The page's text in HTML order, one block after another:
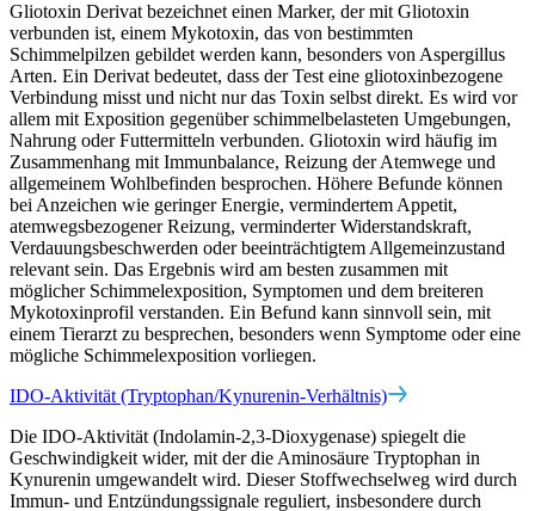
Gliotoxin Derivat bezeichnet einen Marker, der mit Gliotoxin
verbunden ist, einem Mykotoxin, das von bestimmten
Schimmelpilzen gebildet werden kann, besonders von Aspergillus
Arten. Ein Derivat bedeutet, dass der Test eine gliotoxinbezogene
Verbindung misst und nicht nur das Toxin selbst direkt. Es wird vor
allem mit Exposition gegenüber schimmelbelasteten Umgebungen,
Nahrung oder Futtermitteln verbunden. Gliotoxin wird häufig im
Zusammenhang mit Immunbalance, Reizung der Atemwege und
allgemeinem Wohlbefinden besprochen. Höhere Befunde können
bei Anzeichen wie geringer Energie, vermindertem Appetit,
atemwegsbezogener Reizung, verminderter Widerstandskraft,
Verdauungsbeschwerden oder beeinträchtigtem Allgemeinzustand
relevant sein. Das Ergebnis wird am besten zusammen mit
möglicher Schimmelexposition, Symptomen und dem breiteren
Mykotoxinprofil verstanden. Ein Befund kann sinnvoll sein, mit
einem Tierarzt zu besprechen, besonders wenn Symptome oder eine
mögliche Schimmelexposition vorliegen.
IDO-Aktivität (Tryptophan/Kynurenin-Verhältnis)
Die IDO-Aktivität (Indolamin-2,3-Dioxygenase) spiegelt die
Geschwindigkeit wider, mit der die Aminosäure Tryptophan in
Kynurenin umgewandelt wird. Dieser Stoffwechselweg wird durch
Immun- und Entzündungssignale reguliert, insbesondere durch